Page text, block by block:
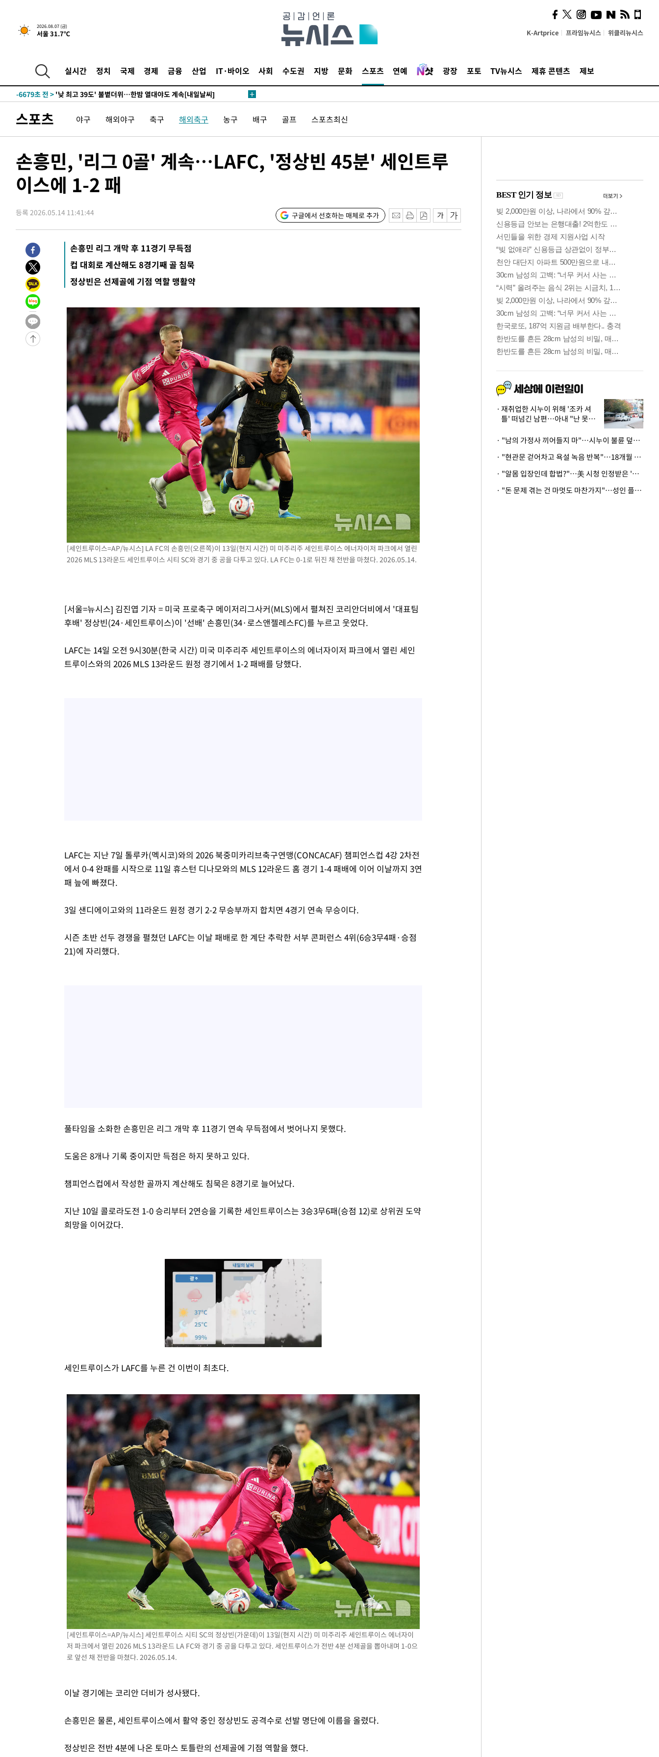
2026.08.07 (금)
서울 31.7℃ K-Artprice 프라임뉴시스 위클리뉴시스
실시간 정치 국제 경제 금융 산업 IT·바이오 사회 수도권 지방 문화 스포츠 연예 광장 포토 TV뉴시스 제휴 콘텐츠 제보
-9699초 전 >[속보]합참 "北 발사체는 단거리탄도미사일…감시·경계태세 강화"
-9447초 전 >
-7283초 전 >
[속보]합참 "북, 동해상으로 미상 발사체 발사"
-6679초 전 >
-6638초 전 > [속보]7~9일 프로야구 3연전도 폭염 취소…11일 재개
-6127초 전 > '월드컵 탈락 후폭풍' 축구협회…초유의 압수수색에 '충격·당황'
-5967초 전 >서울 낮 37.9도, 올여름 최고치 경신…영등포 순간 '40도'
-1624초 전 >[속보]코스닥, 800p 회복…0.26% 오른 801.67 마감
-1554초 전 >[속보]코스피, 301.88포인트(4.58%) 내린 6296.38 마감
-1419초 전 >[속보]원·달러 환율, 0.7원 내린 1423.8원 마감
1시간 전 >
3시간 전 >내일까지 39도 '펄펄'…기상청 "태풍 지나며 폭염 잠시 꺾인다"
-27209초 전 > '월드컵 탈락 후폭풍' 축구협회…11시간 걸린 초유의 압수수색(종
-26645초 전 >
[속보] 뉴욕증시, 혼조 출발…나스닥 0.3%↓, 다우 0.14%↑
-25438초 전 >
-24123초 전 >
경찰, '홍명보는 2순위' 결론냈던 스포츠윤리센터도 압수수색
-9719초 전 >
-9467초 전 >
日방위성, 北이 동해로 쏜 발사체는 탄도미사일 가능성
-7897초 전 >
[속보] SKT, 에이닷 서비스 장애 발생…"원인 파악 중"
-7303초 전 >
[속보]합참 "북, 동해상으로 미상 발사체 발사"
'낮 최고 39도' 불볕더위…한밤 열대야도 계속[내일날씨]
[속보]7~9일 프로야구 3연전도 폭염 취소…11일 재개
"韓 외환시장 개입 관측 배경엔 美의 대한국 무역적자 있어"
'월드컵 탈락 후폭풍' 축구협회…초유의 압수수색에 '충격·당황'
서울 낮 37.9도, 올여름 최고치 경신…영등포 순간 '40도'
[속보]종합특검, 대검 추가 압수수색…내란 중요임무종사 혐의
[속보]코스닥, 800p 회복…0.26% 오른 801.67 마감
[속보]코스피, 301.88포인트(4.58%) 내린 6296.38 마감
[속보]원·달러 환율, 0.7원 내린 1423.8원 마감
"여기 떨어졌다"…다누리, 스페이스X 로켓 달 충돌 흔적 포착
손흥민, 5경기 연속골 실패…LAFC는 승부차기 끝 과달라하라 격파
내일까지 39도 '펄펄'…기상청 "태풍 지나며 폭염 잠시 꺾인다"
스포츠 야구 해외야구 축구 해외축구 농구 배구 골프 스포츠최신
손흥민, '리그 0골' 계속…LAFC, '정상빈 45분' 세인트루
이스에 1-2 패
등록 2026.05.14 11:41:44 구글에서 선호하는 매체로 추가
손흥민 리그 개막 후 11경기 무득점
컵 대회로 계산해도 8경기째 골 침묵
정상빈은 선제골에 기점 역할 맹활약
[세인트루이스=AP/뉴시스] LA FC의 손흥민(오른쪽)이 13일(현지 시간) 미 미주리주 세인트루이스 에너자이저 파크에서 열린
2026 MLS 13라운드 세인트루이스 시티 SC와 경기 중 공을 다투고 있다. LA FC는 0-1로 뒤진 채 전반을 마쳤다. 2026.05.14.
[서울=뉴시스] 김진엽 기자 = 미국 프로축구 메이저리그사커(MLS)에서 펼쳐진 코리안더비에서 '대표팀
후배' 정상빈(24·세인트루이스)이 '선배' 손흥민(34·로스앤젤레스FC)를 누르고 웃었다.
LAFC는 14일 오전 9시30분(한국 시간) 미국 미주리주 세인트루이스의 에너자이저 파크에서 열린 세인
트루이스와의 2026 MLS 13라운드 원정 경기에서 1-2 패배를 당했다.
LAFC는 지난 7일 톨루카(멕시코)와의 2026 북중미카리브축구연맹(CONCACAF) 챔피언스컵 4강 2차전
에서 0-4 완패를 시작으로 11일 휴스턴 디나모와의 MLS 12라운드 홈 경기 1-4 패배에 이어 이날까지 3연
패 늪에 빠졌다.
3일 샌디에이고와의 11라운드 원정 경기 2-2 무승부까지 합치면 4경기 연속 무승이다.
시즌 초반 선두 경쟁을 펼쳤던 LAFC는 이날 패배로 한 계단 추락한 서부 콘퍼런스 4위(6승3무4패·승점
21)에 자리했다.
풀타임을 소화한 손흥민은 리그 개막 후 11경기 연속 무득점에서 벗어나지 못했다.
도움은 8개나 기록 중이지만 득점은 하지 못하고 있다.
챔피언스컵에서 작성한 골까지 계산해도 침묵은 8경기로 늘어났다.
지난 10일 콜로라도전 1-0 승리부터 2연승을 기록한 세인트루이스는 3승3무6패(승점 12)로 상위권 도약
희망을 이어갔다.
세인트루이스가 LAFC를 누른 건 이번이 최초다.
[세인트루이스=AP/뉴시스] 세인트루이스 시티 SC의 정상빈(가운데)이 13일(현지 시간) 미 미주리주 세인트루이스 에너자이
저 파크에서 열린 2026 MLS 13라운드 LA FC와 경기 중 공을 다투고 있다. 세인트루이스가 전반 4분 선제골을 뽑아내며 1-0으
로 앞선 채 전반을 마쳤다. 2026.05.14.
이날 경기에는 코리안 더비가 성사됐다.
손흥민은 물론, 세인트루이스에서 활약 중인 정상빈도 공격수로 선발 명단에 이름을 올렸다.
정상빈은 전반 4분에 나온 토마스 토틀란의 선제골에 기점 역할을 했다.
의견, 국토부·LH에 충실히
전달할 것"
재취업한 시누이 위해 '조카 셔
틀' 떠넘긴 남편…아내 "난 못한
· "남의 가정사 끼어들지 마"…시누이 불륜 덮으려는 남편에 억울한 아내
· "현관문 걷어차고 욕설 녹음 반복"…18개월 아기 키우는 집 뒤흔든 '앞집의 비극'
· "알몸 입장인데 합법?"…美 시청 인정받은 '누드' 레스토랑 화제
· "돈 문제 겪는 건 마멋도 마찬가지"…성인 플랫폼에 등장한 뜻밖의 스타